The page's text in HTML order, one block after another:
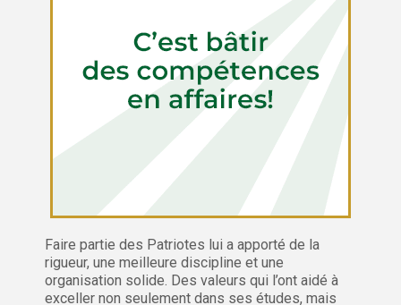
Faire partie des Patriotes lui a apporté de la
rigueur, une meilleure discipline et une
organisation solide. Des valeurs qui l’ont aidé à
exceller non seulement dans ses études, mais